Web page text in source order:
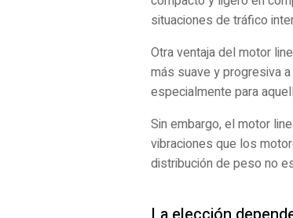
situaciones de tráfico
Otra ventaja del motor
más suave y progresiva
especialmente para
Sin embargo, el motor
vibraciones que los
distribución de peso no